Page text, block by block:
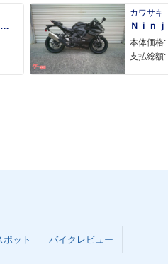
エリミネーター４００ＳＥ
カワサキ
本体価格:
支払総額:
ポット バイクレビュー